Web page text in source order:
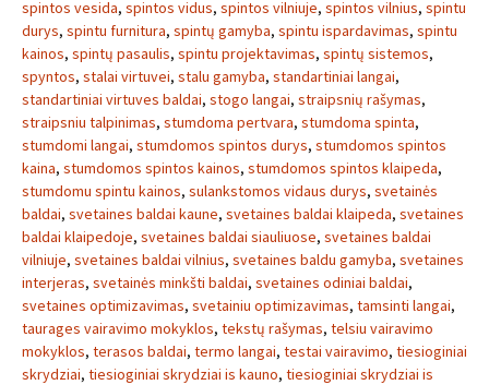
spintos vesida, spintos vidus, spintos vilniuje, spintos vilnius, spintu
durys, spintu furnitura, spintų gamyba, spintu ispardavimas, spintu
kainos, spintų pasaulis, spintu projektavimas, spintų sistemos,
spyntos, stalai virtuvei, stalu gamyba, standartiniai langai,
standartiniai virtuves baldai, stogo langai, straipsnių rašymas,
straipsniu talpinimas, stumdoma pertvara, stumdoma spinta,
stumdomi langai, stumdomos spintos durys, stumdomos spintos
kaina, stumdomos spintos kainos, stumdomos spintos klaipeda,
stumdomu spintu kainos, sulankstomos vidaus durys, svetainės
baldai, svetaines baldai kaune, svetaines baldai klaipeda, svetaines
baldai klaipedoje, svetaines baldai siauliuose, svetaines baldai
vilniuje, svetaines baldai vilnius, svetaines baldu gamyba, svetaines
interjeras, svetainės minkšti baldai, svetaines odiniai baldai,
svetaines optimizavimas, svetainiu optimizavimas, tamsinti langai,
taurages vairavimo mokyklos, tekstų rašymas, telsiu vairavimo
mokyklos, terasos baldai, termo langai, testai vairavimo, tiesioginiai
skrydziai, tiesioginiai skrydziai is kauno, tiesioginiai skrydziai is